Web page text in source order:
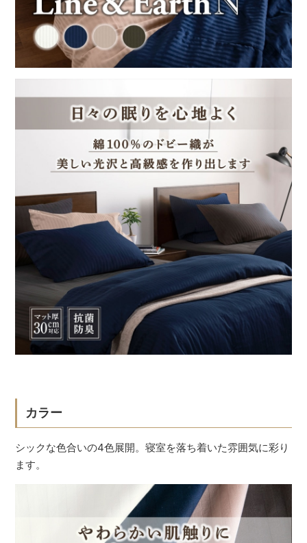
カラー
シックな色合いの4色展開。寝室を落ち着いた雰囲気に彩り
ます。